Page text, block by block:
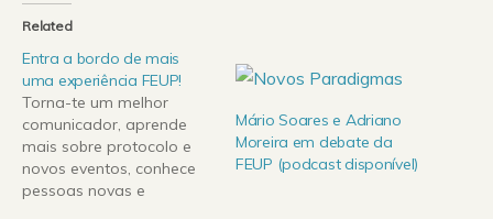
Related
Entra a bordo de mais
uma experiência FEUP!
Torna-te um melhor
comunicador, aprende
mais sobre protocolo e
novos eventos, conhece
pessoas novas e
Mário Soares e Adriano
Moreira em debate da
FEUP (podcast disponível)